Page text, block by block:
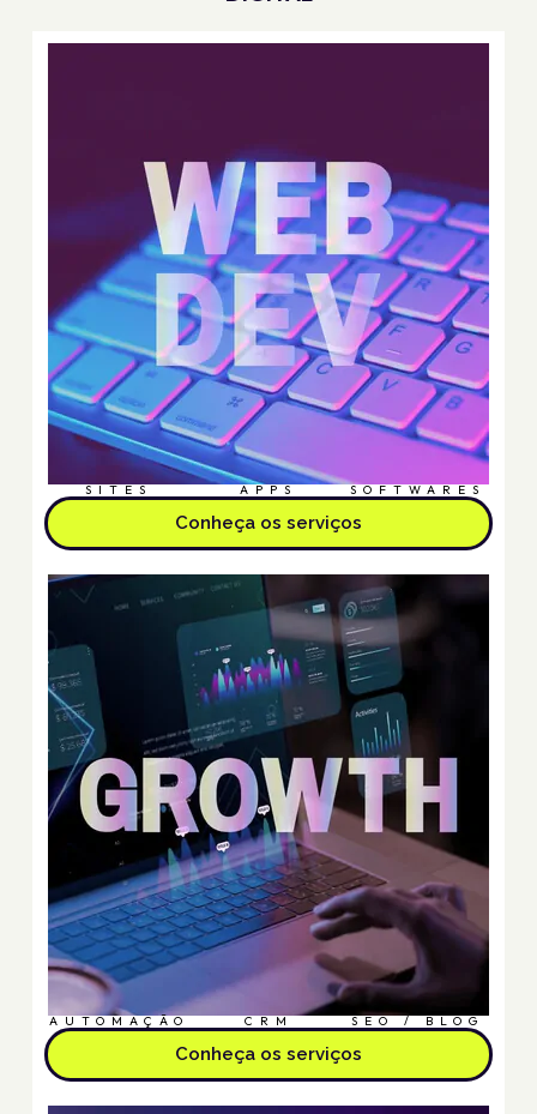
SITES APPS SOFTWARES
Conheça os serviços
AUTOMAÇÃO CRM SEO / BLOG
Conheça os serviços